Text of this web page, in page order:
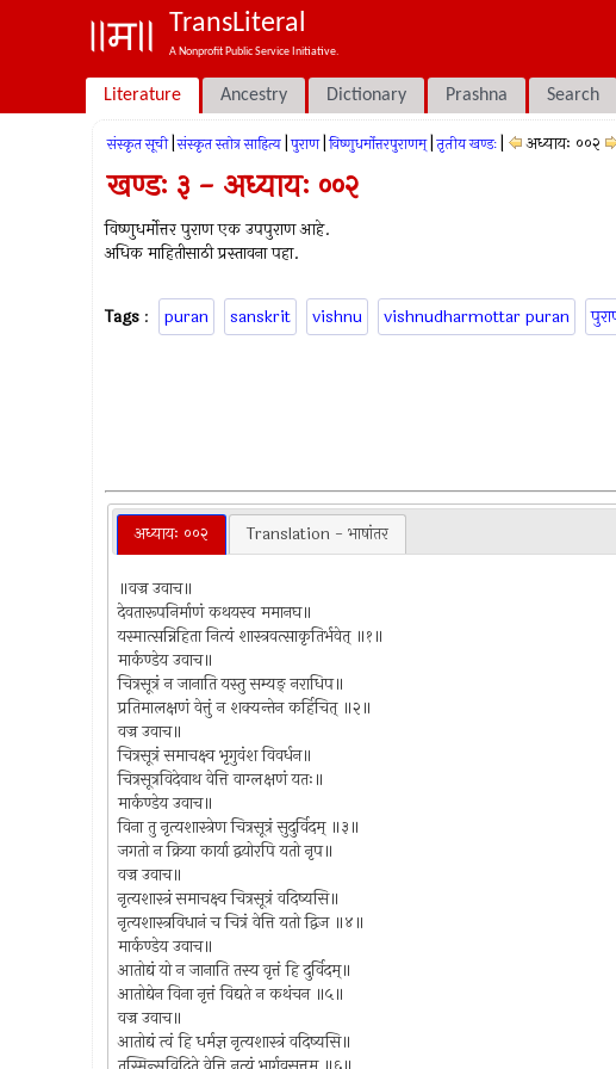
TransLiteral
A Nonprofit Public Service Initiative.
Literature Ancestry Dictionary Prashna Search
संस्कृत सूची संस्कृत स्तोत्र साहित्य पुराण विष्णुधर्मोत्तरपुराणम् तृतीय खण्डः अध्यायः ००२
खण्डः ३ - अध्यायः ००२
विष्णुधर्मोत्तर पुराण एक उपपुराण आहे.
अधिक माहितीसाठी प्रस्तावना पहा.
Tags : puran sanskrit vishnu vishnudharmottar puran
अध्यायः ००२ Translation - भाषांतर
॥वज्र उवाच॥
देवतारूपनिर्माणं कथयस्व ममानघ॥
यस्मात्सन्निहिता नित्यं शास्त्रवत्साकृतिर्भवेत् ॥१॥
मार्कण्डेय उवाच॥
चित्रसूत्रं न जानाति यस्तु सम्यङ् नराधिप॥
प्रतिमालक्षणं वेत्तुं न शक्यन्तेन कर्हिचित् ॥२॥
वज्र उवाच॥
चित्रसूत्रं समाचक्ष्व भृगुवंश विवर्धन॥
चित्रसूत्रविदेवाथ वेत्ति वाग्लक्षणं यतः॥
मार्कण्डेय उवाच॥
विना तु नृत्यशास्त्रेण चित्रसूत्रं सुदुर्विदम् ॥३॥
जगतो न क्रिया कार्या द्वयोरपि यतो नृप॥
वज्र उवाच॥
नृत्यशास्त्रं समाचक्ष्व चित्रसूत्रं वदिष्यसि॥
नृत्यशास्त्रविधानं च चित्रं वेत्ति यतो द्विज ॥४॥
मार्कण्डेय उवाच॥
आतोद्यं यो न जानाति तस्य वृत्तं हि दुर्विदम्॥
आतोद्येन विना नृत्तं विद्यते न कथंचन ॥५॥
वज्र उवाच॥
आतोद्यं त्वं हि धर्मज्ञ नृत्यशास्त्रं वदिष्यसि॥